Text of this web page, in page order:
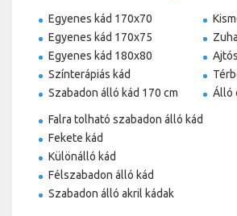
Egyenes kád 170x70
Egyenes kád 170x75
Egyenes kád 180x80
Színterápiás kád
Szabadon álló kád 170 cm
Álló
Falra tolható szabadon álló kád
Fekete kád
Különálló kád
Félszabadon álló kád
Szabadon álló akril kádak